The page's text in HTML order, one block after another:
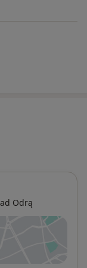
Odrą
nowej karcie